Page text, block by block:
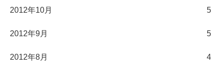
2012年10月 5
2012年9月 5
2012年8月 4